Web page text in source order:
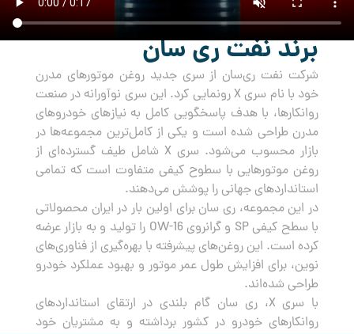
برند نفت ری سان
شرکت نفت ری‌سان از سری جدید روغن‌ موتورهای مدرن
خود با نام سری X رونمایی کرد. این سری نوآورانه در صنعت
روانکارها، با هدف پاسخگویی کامل به نیازهای خودروهای
مدرن طراحی شده است و یکی از کامل‌ترین مجموعه‌ها در
بازار محسوب می‌شود. سری X شامل طیف گسترده‌ای از
روغن‌ موتورهایی با سطوح کیفی متفاوت است که تمامی
استانداردهای جهانی را پوشش می‌دهند.
در این مجموعه، ری سان برای اولین بار در ایران محصولاتی
با سطح کیفی SP و گرانروی OW-16 را تولید و به بازار عرضه
کرده است. این روغن‌های پیشرفته با بهره‌گیری از فناوری‌های
نوین، برای افزایش طول عمر موتور و بهبود عملکرد خودرو
طراحی شده‌اند.
با سری X، ری سان گام بلندی در ارتقای استانداردهای
روانکارهای خودرو در کشور برداشته و به مشتریان خود